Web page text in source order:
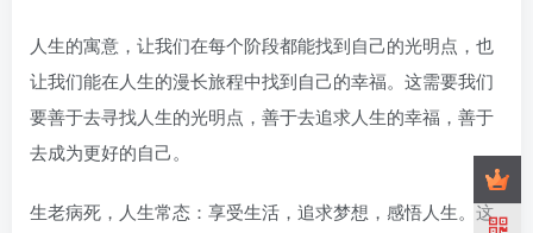
人生的寓意，让我们在每个阶段都能找到自己的光明点，也
让我们能在人生的漫长旅程中找到自己的幸福。这需要我们
要善于去寻找人生的光明点，善于去追求人生的幸福，善于
去成为更好的自己。
生老病死，人生常态：享受生活，追求梦想，感悟人生。这